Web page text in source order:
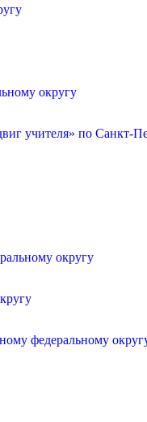
округу
учителя» по Санкт-
округу
федеральному